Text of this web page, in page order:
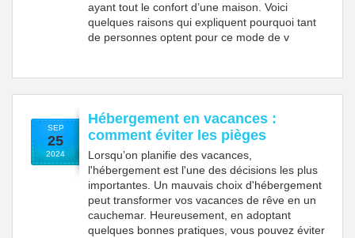
ayant tout le confort d’une maison. Voici
quelques raisons qui expliquent pourquoi tant
de personnes optent pour ce mode de v
SEP
25
2024
Hébergement en vacances :
comment éviter les pièges
Lorsqu’on planifie des vacances,
l'hébergement est l'une des décisions les plus
importantes. Un mauvais choix d'hébergement
peut transformer vos vacances de rêve en un
cauchemar. Heureusement, en adoptant
quelques bonnes pratiques, vous pouvez éviter